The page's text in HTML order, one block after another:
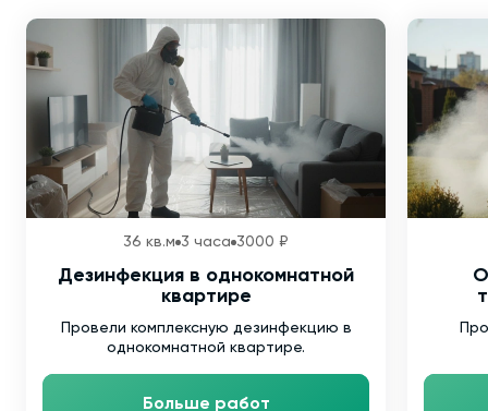
36 кв.м 3 часа 3000 ₽
Дезинфекция в однокомнатной
квартире
Провели комплексную дезинфекцию в
однокомнатной квартире.
Больше работ